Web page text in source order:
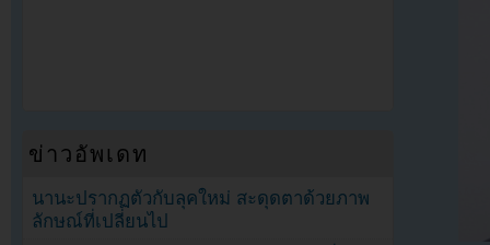
ข่าวอัพเดท
นานะปรากฏตัวกับลุคใหม่ สะดุดตาด้วยภาพ
ลักษณ์ที่เปลี่ยนไป